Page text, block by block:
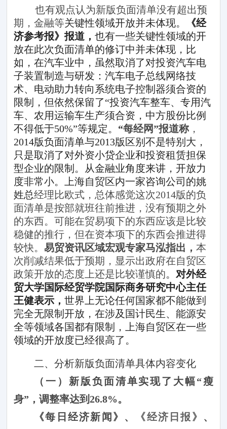
也有观点认为新版负面清单没有超出预
期，金融等关键性领域开放并未体现。
《经
济参考报》报道，也有一些关键性领域的开
放在此次负面清单的修订中并未体现，比
如，在汽车业中，虽然取消了对投资汽车电
子装置制造与研发：汽车电子总线网络技
术、电动助力转向系统电子控制器须合资的
限制，但依然保留了“投资汽车整车、专用汽
车、农用运输车生产须合资，中方股份比例
不得低于50%”等规定。 “每经网”报道称 ，
2014版负面清单与2013版区别不是特别大，
只是取消了对外资小贷企业和投资租赁担保
型企业的限制。从金融业角度来讲，开放力
度非常小。上海自贸区内一家咨询公司的姚
姓总经理比欧式，总体感觉这次2014版的负
面清单是按部就班往前推进，没有预期之外
的东西。可能在贸易项下的东西应该是比较
稳健的推行，但在资本项下的东西会推进得
较快。易贸资讯区域宏观专家马泓指出，本
次削减结果低于预期，显示出政府在自贸区
政策开放的态度上还是比较谨慎的。 对外经
贸大学国际经贸学院国际商务研究中心主任
王健表示，世界上无论任何国家都不能做到
完全无限制开放，在涉及国计民生、能源安
全等领域各国都有限制，上海自贸区在一些
领域的开放度已经很高了。
二、分析新版负面清单具体内容变化
（一）新版负面清单实现了大幅“瘦
身”，调整率达到26.8%。
《每日经济新闻》、
《经济日报》 、